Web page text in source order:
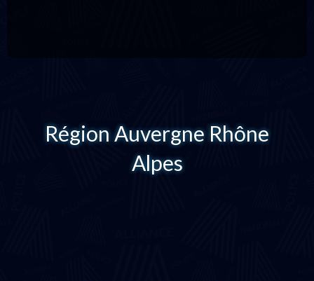
Région Auvergne Rhône
Alpes